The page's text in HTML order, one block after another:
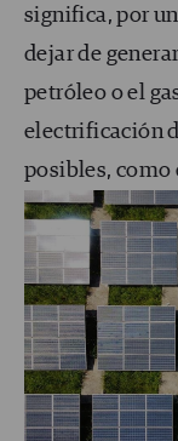
significa, por
dejar de
petróleo o el
electrificación
posibles, como